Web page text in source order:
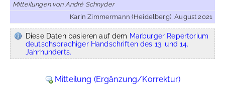
Mitteilungen von André Schnyder
Karin Zimmermann (Heidelberg), August 2021
Diese Daten basieren auf dem Marburger Repertorium
deutschsprachiger Handschriften des 13. und 14.
Jahrhunderts.
Mitteilung (Ergänzung/Korrektur)